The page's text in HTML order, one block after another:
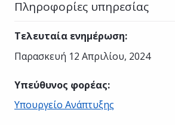
Πληροφορίες υπηρεσίας
Τελευταία ενημέρωση:
Παρασκευή 12 Απριλίου, 2024
Υπεύθυνος φορέας:
Υπουργείο Ανάπτυξης